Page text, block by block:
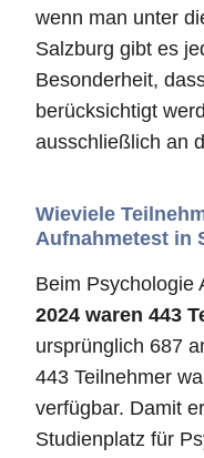
wenn man unter
Salzburg gibt es
Besonderheit,
berücksichtigt
ausschließlich an
Wieviele
Aufnahmetest in
Beim Psychologie
2024 waren 443
ursprünglich 687
443 Teilnehmer
verfügbar. Damit
Studienplatz für